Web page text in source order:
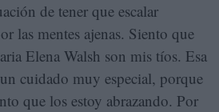
de tener que escalar
las mentes ajenas. Siento que
Elena Walsh son mis tíos. Esa
cuidado muy especial, porque
que los estoy abrazando. Por